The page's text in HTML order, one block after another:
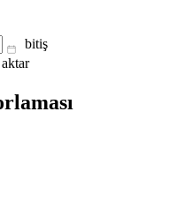
bitiş
aktar